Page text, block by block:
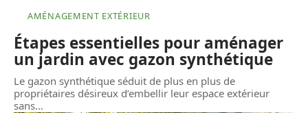
AMÉNAGEMENT EXTÉRIEUR
Étapes essentielles pour aménager
un jardin avec gazon synthétique
Le gazon synthétique séduit de plus en plus de
propriétaires désireux d’embellir leur espace extérieur
sans…